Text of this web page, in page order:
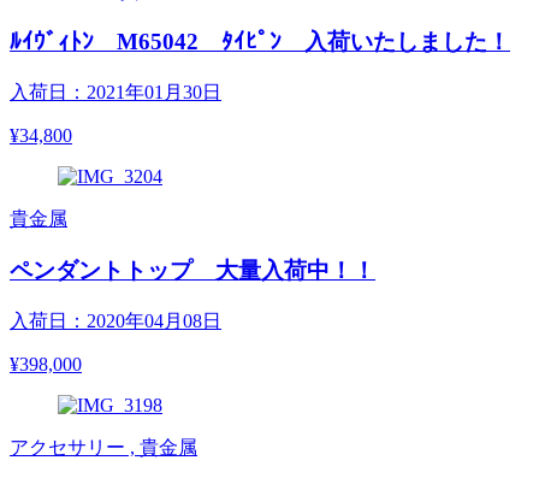
ﾙｲｳﾞｨﾄﾝ M65042 ﾀｲﾋﾟﾝ 入荷いたしました！
入荷日：2021年01月30日
¥34,800
貴金属
ペンダントトップ 大量入荷中！！
入荷日：2020年04月08日
¥398,000
アクセサリー , 貴金属